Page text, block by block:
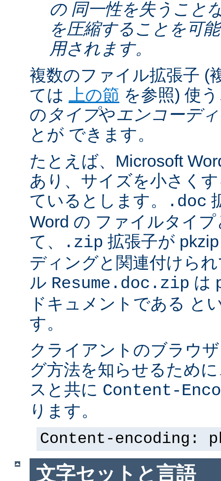
の 同一性を失うこと
を圧縮することを可
用されます。
複数のファイル拡張子 (
ては
上の節 を参照) 使
の タイプやエンコーデ
とが できます。
たとえば、Microsoft
あり、サイズを小さく
ているとします。
.doc
Word の ファイルタイ
て、
.zip 拡張子が
ディングと関連付けら
ル Resume.doc.zip は
ドキュメントである と
す。
クライアントのブラウ
グ方法を知らせるため
スと共に Content-
ります。
Content-encoding:
文字セットと言語